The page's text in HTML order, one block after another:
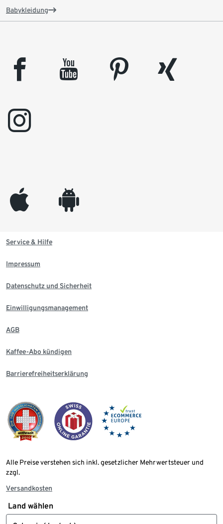
Babykleidung
facebook youtube pinterest
xing
instagram
appleinc android
Service & Hilfe
Impressum
Datenschutz und Sicherheit
Einwilligungsmanagement
AGB
Kaffee-Abo kündigen
Barrierefreiheitserklärung
Alle Preise verstehen sich inkl. gesetzlicher Mehrwertsteuer und
zzgl.
Versandkosten
Land wählen